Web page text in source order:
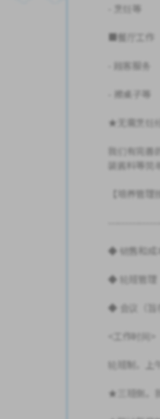
- 烹饪等
■餐厅工作
- 顾客服务
- 擦桌子等
★无需烹饪
我们有完善
装酱料等简
【培养管理
◆ 销售和成
◆ 轮班管理
◆ 会议（旨
<工作时间>
轮班制，上
★三班倒。